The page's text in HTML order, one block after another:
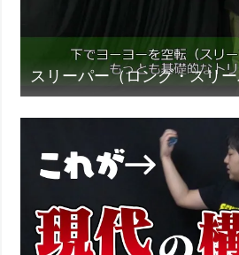
スリーパー（ロング・スリ